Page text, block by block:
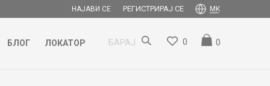
НАЈАВИ СЕ РЕГИСТРИРАЈ СЕ MK
БЛОГ ЛОКАТОР БАРАЈ 0
0